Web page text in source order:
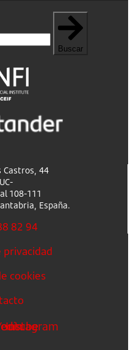
Buscar
Castros, 44
108-111
España.
82 94
privacidad
cookies
Instagram